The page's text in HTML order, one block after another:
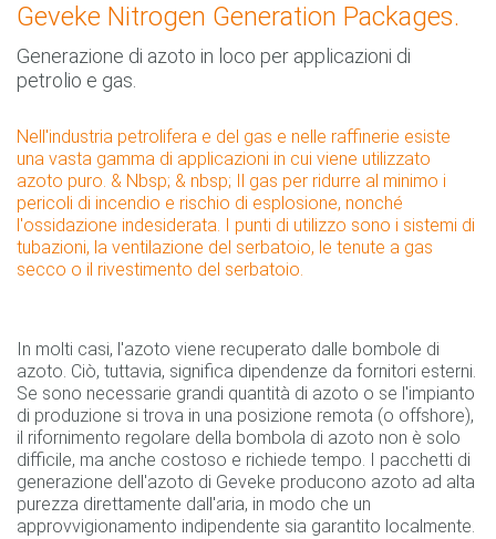
Geveke Nitrogen Generation Packages.
Generazione di azoto in loco per applicazioni di
petrolio e gas.
Nell'industria petrolifera e del gas e nelle raffinerie esiste
una vasta gamma di applicazioni in cui viene utilizzato
azoto puro. & Nbsp; & nbsp; Il gas per ridurre al minimo i
pericoli di incendio e rischio di esplosione, nonché
l'ossidazione indesiderata. I punti di utilizzo sono i sistemi di
tubazioni, la ventilazione del serbatoio, le tenute a gas
secco o il rivestimento del serbatoio.
In molti casi, l'azoto viene recuperato dalle bombole di
azoto. Ciò, tuttavia, significa dipendenze da fornitori esterni.
Se sono necessarie grandi quantità di azoto o se l'impianto
di produzione si trova in una posizione remota (o offshore),
il rifornimento regolare della bombola di azoto non è solo
difficile, ma anche costoso e richiede tempo. I pacchetti di
generazione dell'azoto di Geveke producono azoto ad alta
purezza direttamente dall'aria, in modo che un
approvvigionamento indipendente sia garantito localmente.